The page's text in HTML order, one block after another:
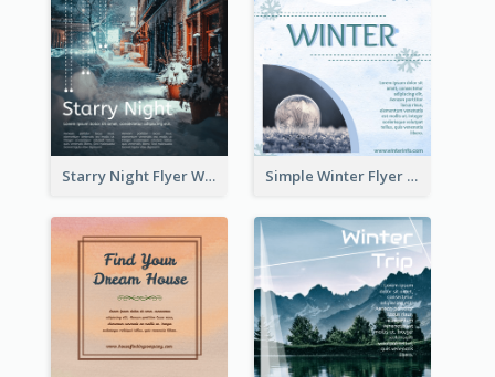
Starry Night Flyer With Street View Simple Winter Flyer With Snow Decorations